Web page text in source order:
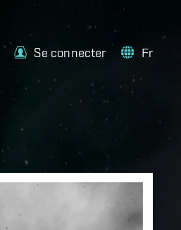
Se connecter Fr